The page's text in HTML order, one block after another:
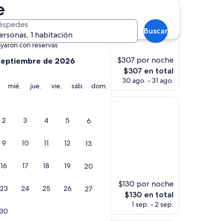
de 2026
martes
mié. miércoles
jue. jueves
vie. viernes
sáb. sábado
dom. domingo
2 3 4 5 6
9 10 11 12 13
16 17 18 19 20
23 24 25 26 27
30
1 habitación
Buscar
con reservas
$307 por noche
El
precio
es
$307 en total
30 ago. - 31 ago.
lugares de
$130 por noche
El
precio
$130 en total
1 sep. - 2 sep.